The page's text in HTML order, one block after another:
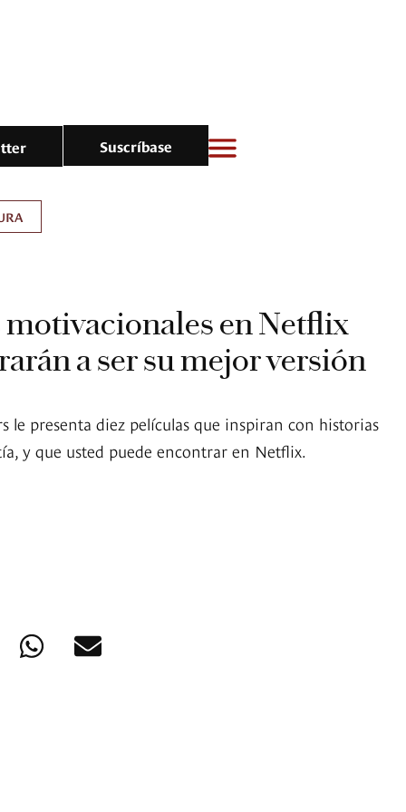
Suscríbase
motivacionales en Netflix
a ser su mejor versión
le presenta diez películas que inspiran con historias
y que usted puede encontrar en Netflix.